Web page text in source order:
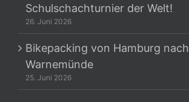
Schulschachturnier der Welt!
26. Juni 2026
Bikepacking von Hamburg nach
Warnemünde
25. Juni 2026